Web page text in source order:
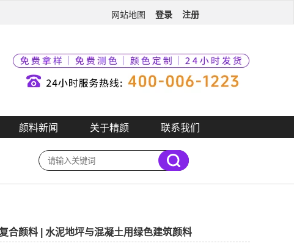
网站地图 登录 注册
颜料新闻 关于精颜 联系我们
合颜料 | 水泥地坪与混凝土用绿色建筑颜料